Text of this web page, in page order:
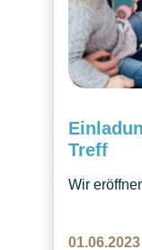
Treff
Wir
01.06.2023